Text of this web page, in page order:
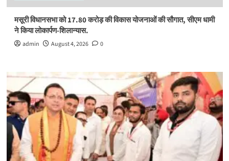
मसूरी विधानसभा को 17.80 करोड़ की विकास योजनाओं की सौगात, सीएम धामी
ने किया लोकार्पण-शिलान्यास.
admin August 4, 2026 0